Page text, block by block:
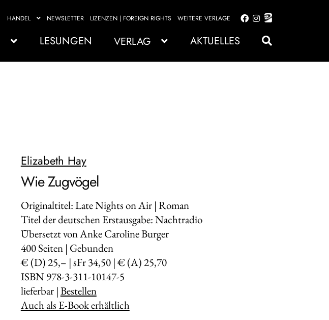
HANDEL NEWSLETTER LIZENZEN | FOREIGN RIGHTS WEITERE VERLAGE
Zur
springen
Zum
springen
LESUNGEN VERLAG AKTUELLES
Elizabeth Hay
Wie Zugvögel
Originaltitel: Late Nights on Air | Roman
Titel der deutschen Erstausgabe: Nachtradio
Übersetzt von Anke Caroline Burger
400Seiten | Gebunden
€ (D) 25,– | sFr 34,50 | € (A) 25,70
ISBN 978-3-311-10147-5
lieferbar |Bestellen
Auch als E-Book erhältlich